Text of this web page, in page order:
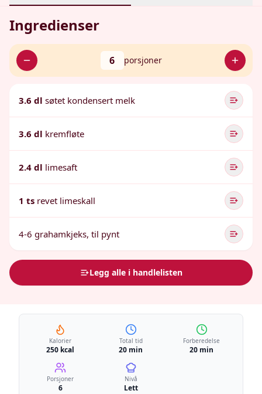
Ingredienser
6 porsjoner
3.6 dl søtet kondensert melk
3.6 dl kremfløte
2.4 dl limesaft
1 ts revet limeskall
4-6 grahamkjeks, til pynt
Legg alle i handlelisten
Kalorier
250 kcal
Total tid
20 min
Forberedelse
20 min
Porsjoner
6
Nivå
Lett